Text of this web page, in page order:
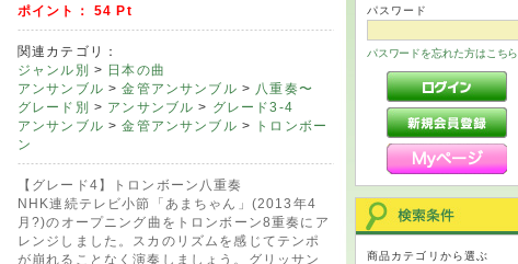
ポイント： 54 Pt
関連カテゴリ：
ジャンル別 > 日本の曲
アンサンブル >金管アンサンブル > 八重奏〜
グレード別 > アンサンブル > グレード3-4
アンサンブル >金管アンサンブル >
トロンボー
ン
【グレード4】トロンボーン八重奏
NHK連続テレビ小節「あまちゃん」(2013年4
月?)のオープニング曲をトロンボーン8重奏にア
レンジしました。スカのリズムを感じてテンポ
が崩れることなく演奏しましょう。グリッサン
パスワード
パスワードを忘れた方はこちら
商品カテゴリから選ぶ